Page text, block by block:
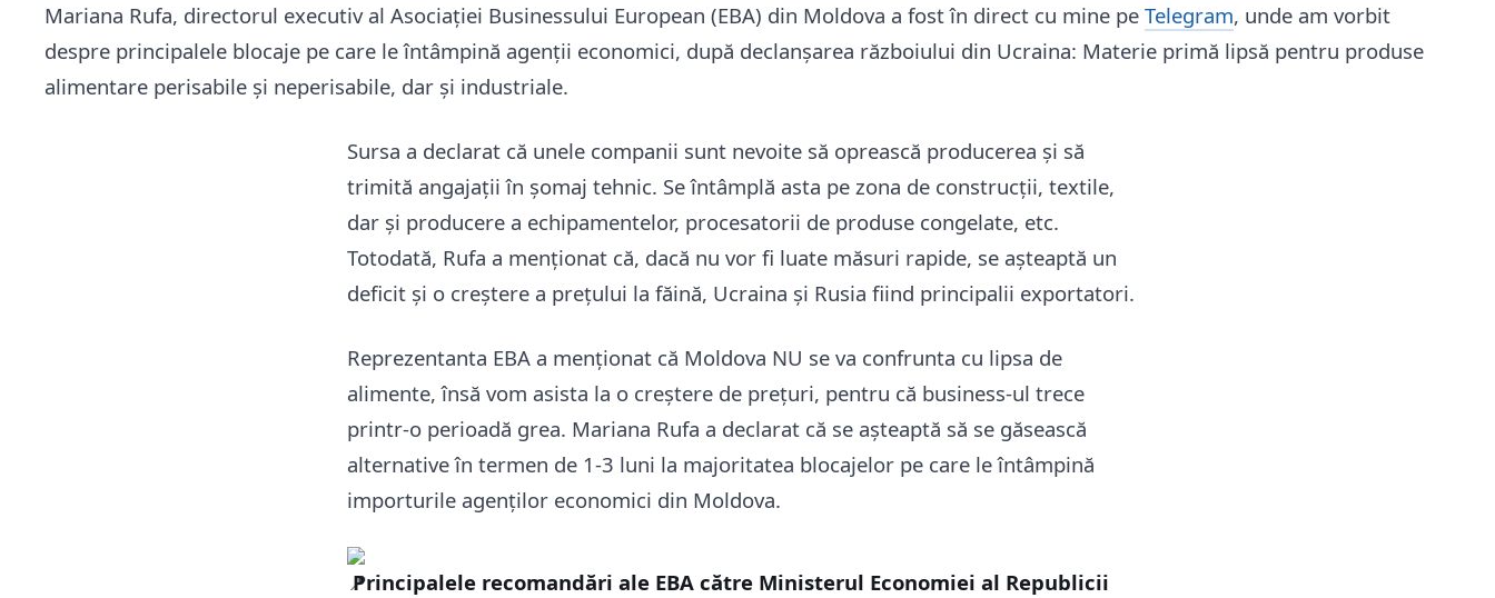
Mariana Rufa, directorul executiv al Asociației Businessului European (EBA) din Moldova a fost în direct cu mine pe Telegram, unde am vorbit
despre principalele blocaje pe care le întâmpină agenții economici, după declanșarea războiului din Ucraina: Materie primă lipsă pentru produse
alimentare perisabile și neperisabile, dar și industriale.
Sursa a declarat că unele companii sunt nevoite să oprească producerea și să
trimită angajații în șomaj tehnic. Se întâmplă asta pe zona de construcții, textile,
dar și producere a echipamentelor, procesatorii de produse congelate, etc.
Totodată, Rufa a menționat că, dacă nu vor fi luate măsuri rapide, se așteaptă un
deficit și o creștere a prețului la făină, Ucraina și Rusia fiind principalii exportatori.
Reprezentanta EBA a menționat că Moldova NU se va confrunta cu lipsa de
alimente, însă vom asista la o creștere de prețuri, pentru că business-ul trece
printr-o perioadă grea. Mariana Rufa a declarat că se așteaptă să se găsească
alternative în termen de 1-3 luni la majoritatea blocajelor pe care le întâmpină
importurile agenților economici din Moldova.
Principalele recomandări ale EBA către Ministerul Economiei al Republicii